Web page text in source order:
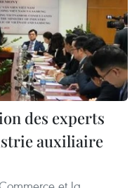
des experts
auxiliaire